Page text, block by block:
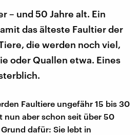
– und 50 Jahre alt. Ein
das älteste Faultier der
die werden noch viel,
oder Quallen etwa. Eines
Faultiere ungefähr 15 bis 30
nun aber schon seit über 50
dafür: Sie lebt in